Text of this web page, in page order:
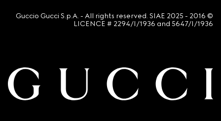
© 2016 - 2025 Guccio Gucci S.p.A. - All rights reserved. SIAE
LICENCE # 2294/I/1936 and 5647/I/1936